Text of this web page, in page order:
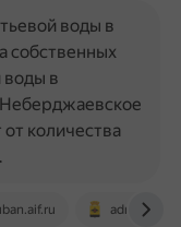
воды в
собственных
воды в
количества